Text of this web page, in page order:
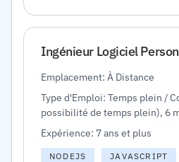
Ingénieur Logiciel
Emplacement: À Distance
Type d'Emploi: Temps plein /
possibilité de temps plein), 6
Expérience: 7 ans et plus
NODEJS JAVASCRIPT